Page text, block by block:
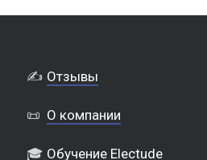
✍️ Отзывы
📜 О компании
🎓 Обучение Electude